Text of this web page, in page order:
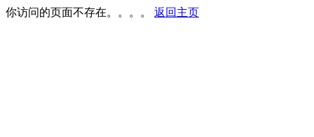
你访问的页面不存在。。。。 返回主页